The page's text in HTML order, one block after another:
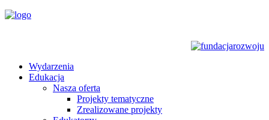
Wydarzenia
Edukacja
Nasza oferta
Projekty tematyczne
Zrealizowane projekty